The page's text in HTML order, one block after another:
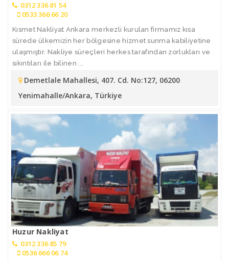
0312 336 81 54
0533 366 66 20
Kısmet Nakliyat Ankara merkezli kurulan firmamız kısa
sürede ülkemizin her bölgesine hizmet sunma kabiliyetine
ulaşmıştır. Nakliye süreçleri herkes tarafından zorlukları ve
sıkıntıları ile bilinen ...
Demetlale Mahallesi, 407. Cd. No:127, 06200
Yenimahalle/Ankara, Türkiye
Huzur Nakliyat
0312 336 85 79
0536 666 06 74